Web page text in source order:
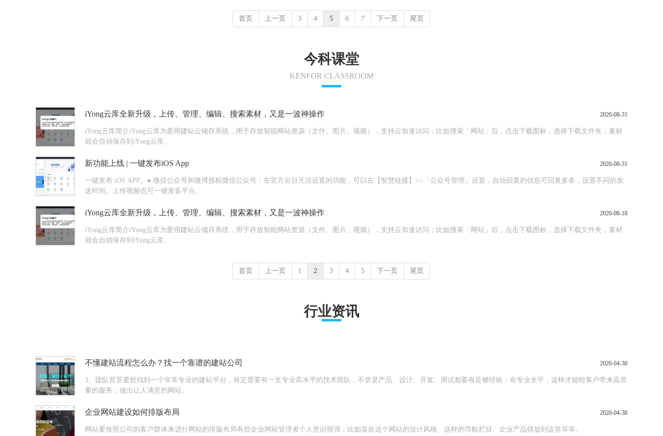
首页 上一页 3 4 5 6 7 下一页 尾页
今科课堂
KENFOR CLASSROOM
iYong云库全新升级，上传、管理、编辑、搜索素材，又是一波神操作 2020-08-31
iYong云库简介iYong云库为爱用建站云储存系统，用于存放智能网站资源（文件、图片、视频），支持云加速访问；比如搜索「网站」后，点击下载图标，选择下载文件夹，素材
就会自动保存到iYong云库。
新功能上线 | 一键发布iOS App 2020-08-31
一键发布 iOS APP。● 微信公众号和微博授权微信公众号：在官方后台无法设置的功能，可以在【智慧链接】>>「公众号管理」设置，自动回复的信息可回复多条，设置不同的发
送时间。上传视频也可一键发多平台。
iYong云库全新升级，上传、管理、编辑、搜索素材，又是一波神操作 2020-08-18
iYong云库简介iYong云库为爱用建站云储存系统，用于存放智能网站资源（文件、图片、视频），支持云加速访问；比如搜索「网站」后，点击下载图标，选择下载文件夹，素材
就会自动保存到iYong云库。
首页 上一页 1 2 3 4 5 下一页 尾页
行业资讯
不懂建站流程怎么办？找一个靠谱的建站公司 2020-04-30
3、团队背景要想找到一个非常专业的建站平台，肯定需要有一支专业高水平的技术团队，不管是产品、设计、开发、测试都要有足够经验，有专业水平，这样才能给客户带来高质
量的服务，做出让人满意的网站。
企业网站建设如何排版布局 2020-04-30
网站要按照公司的客户群体来进行网站的排版布局有些企业网站管理者个人意识很强：比如喜欢这个网站的设计风格、这样的导航栏目、企业产品得放到这里等等。